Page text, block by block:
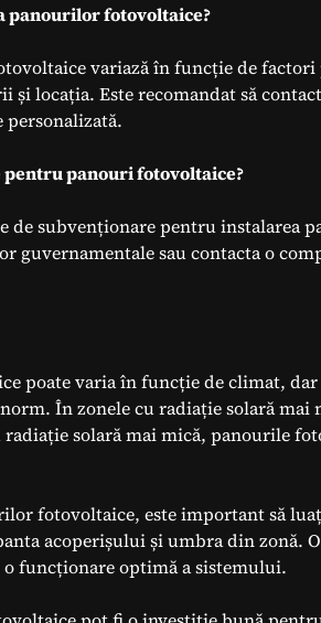
panourilor fotovoltaice?
variază în funcție de
locația. Este recomandat să
personalizată.
pentru panouri fotovoltaice?
de subvenționare pentru instalarea
sau contacta o
poate varia în funcție de climat, dar
În zonele cu radiație solară mai
solară mai mică, panourile
fotovoltaice, este important să
acoperișului și umbra din zonă.
funcționare optimă a sistemului.